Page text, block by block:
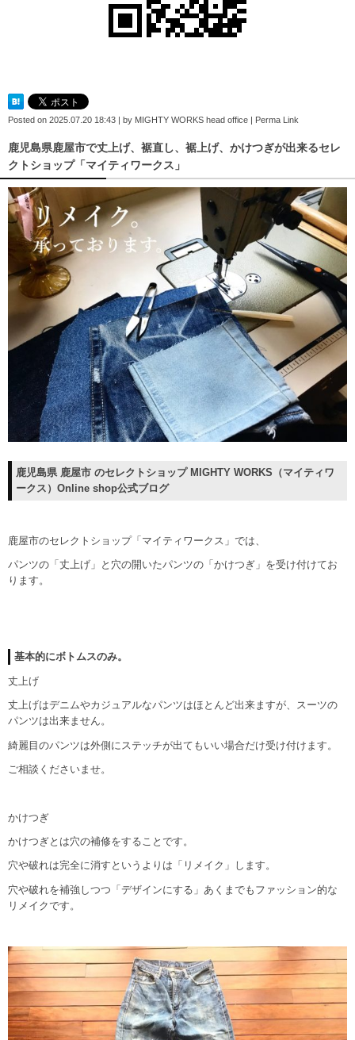
Posted on 2025.07.20 18:43 by MIGHTY WORKS head office Perma Link
鹿児島県鹿屋市で丈上げ、裾直し、裾上げ、かけつぎが出来るセレ
クトショップ「マイティワークス」
鹿児島県 鹿屋市 のセレクトショップ MIGHTY WORKS（マイティワ
ークス）Online shop公式ブログ
鹿屋市のセレクトショップ「マイティワークス」では、
パンツの「丈上げ」と穴の開いたパンツの「かけつぎ」を受け付けてお
ります。
基本的にボトムスのみ。
丈上げ
丈上げはデニムやカジュアルなパンツはほとんど出来ますが、スーツの
パンツは出来ません。
綺麗目のパンツは外側にステッチが出てもいい場合だけ受け付けます。
ご相談くださいませ。
かけつぎ
かけつぎとは穴の補修をすることです。
穴や破れは完全に消すというよりは「リメイク」します。
穴や破れを補強しつつ「デザインにする」あくまでもファッション的な
リメイクです。